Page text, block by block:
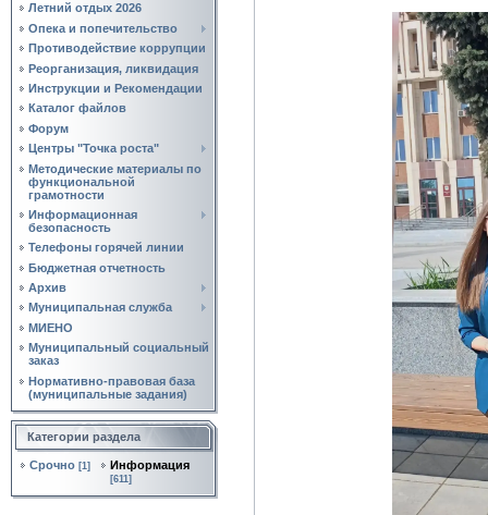
Летний отдых 2026
Опека и попечительство
Противодействие коррупции
Реорганизация, ликвидация
Инструкции и Рекомендации
Каталог файлов
Форум
Центры "Точка роста"
Методические материалы по
функциональной
грамотности
Информационная
безопасность
Телефоны горячей линии
Бюджетная отчетность
Архив
Муниципальная служба
МИЕНО
Муниципальный социальный
заказ
Нормативно‑правовая база
(муниципальные задания)
Категории раздела
Срочно [1] Информация
[611]